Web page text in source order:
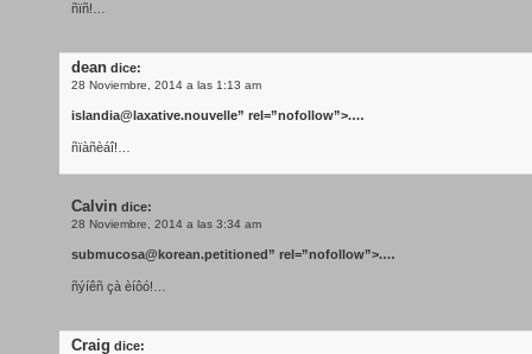
ñïñ!…
dean dice:
28 Noviembre, 2014 a las 1:13 am
islandia@laxative.nouvelle” rel=”nofollow”>.…
ñïàñèáî!…
Calvin dice:
28 Noviembre, 2014 a las 3:34 am
submucosa@korean.petitioned” rel=”nofollow”>.…
ñýíêñ çà èíôó!…
Craig dice: